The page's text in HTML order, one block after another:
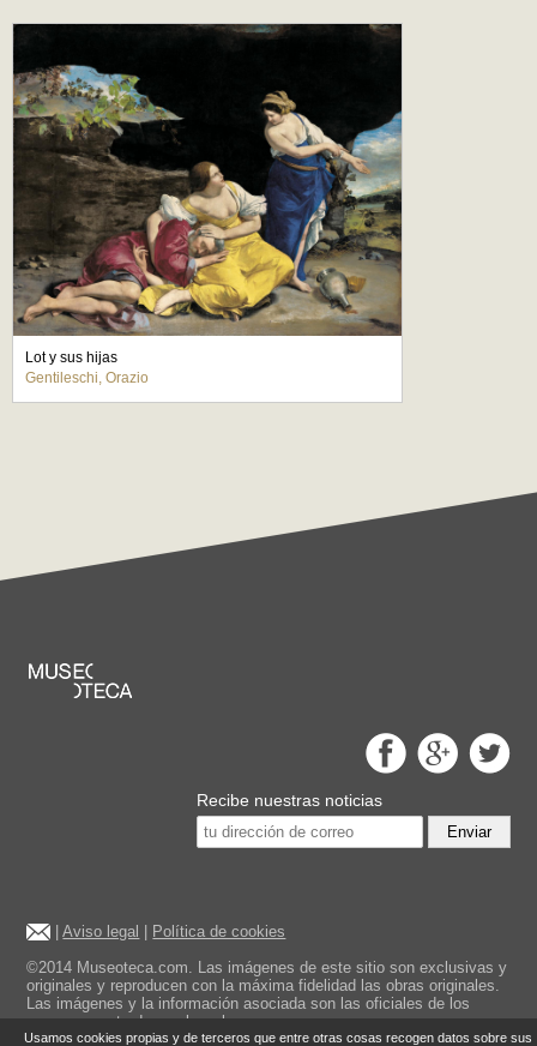
Usamos cookies propias y de terceros que entre otras cosas recogen datos sobre sus
Lot y sus hijas
Gentileschi, Orazio
Recibe nuestras noticias
Enviar
|Aviso legal
Política de cookies
©2014 Museoteca.com. Las imágenes de este sitio son exclusivas y
originales y reproducen con la máxima fidelidad las obras originales.
Las imágenes y la información asociada son las oficiales de los
museos mostrados en la web.